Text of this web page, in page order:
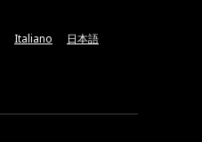
Italiano 日本語